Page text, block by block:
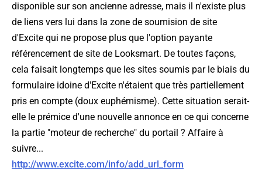
disponible sur son ancienne adresse, mais il n'existe plus
de liens vers lui dans la zone de soumision de site
d'Excite qui ne propose plus que l'option payante
référencement de site de Looksmart. De toutes façons,
cela faisait longtemps que les sites soumis par le biais du
formulaire idoine d'Excite n'étaient que très partiellement
pris en compte (doux euphémisme). Cette situation serait-
elle le prémice d'une nouvelle annonce en ce qui concerne
la partie "moteur de recherche" du portail ? Affaire à
suivre...
http://www.excite.com/info/add_url_form